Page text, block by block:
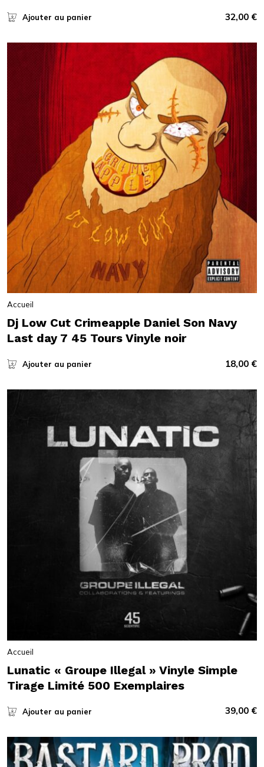
Ajouter au panier 32,00 €
Accueil
Dj Low Cut Crimeapple Daniel Son Navy
Last day 7 45 Tours Vinyle noir
Ajouter au panier 18,00 €
Accueil
Lunatic « Groupe Illegal » Vinyle Simple
Tirage Limité 500 Exemplaires
Ajouter au panier 39,00 €